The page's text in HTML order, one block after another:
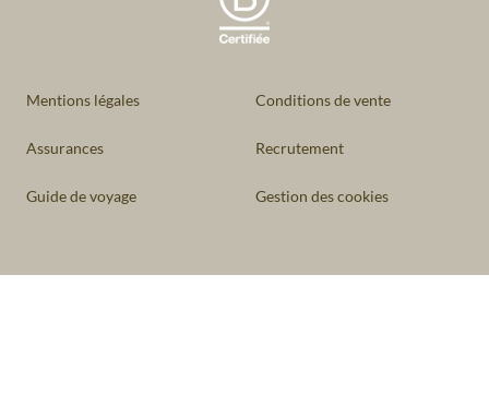
Mentions légales Conditions de vente
Assurances Recrutement
Guide de voyage Gestion des cookies